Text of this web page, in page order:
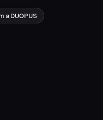
a DUOPUS